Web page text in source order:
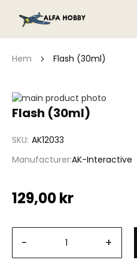
Hem Flash (30ml)
Flash (30ml)
SKU AK12033
ManufacturerAK-Interactive
129,00 kr
- +
Hoppa
till
bildgalleriet
Hoppa
av
bildgalleriet